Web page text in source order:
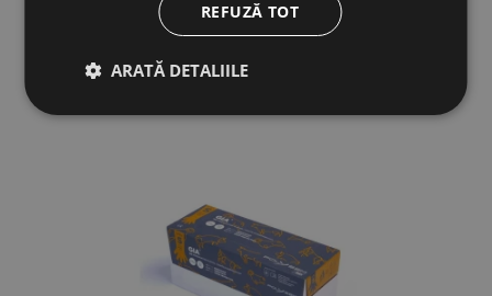
ADAUGĂ ÎN COŞ
REFUZĂ TOT
ARATĂ DETALIILE